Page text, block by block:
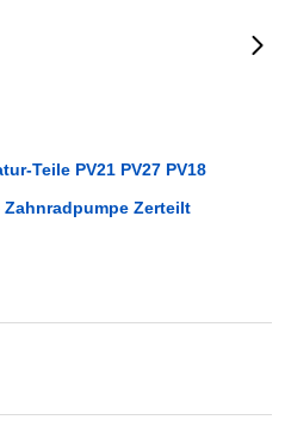
Teile PV21 PV27 PV18
Zahnradpumpe Zerteilt